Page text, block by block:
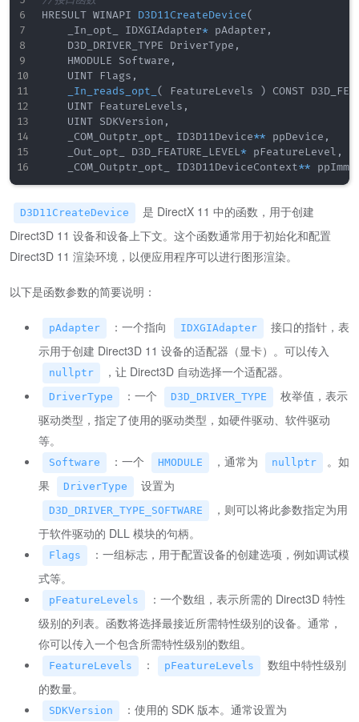
HRESULT WINAPI D3D11CreateDevice(
    _In_opt_ IDXGIAdapter
* pAdapter ,
    D3D_DRIVER_TYPE DriverType
,
    HMODULE Software
,
    UINT Flags
,
_In_reads_opt_ ( FeatureLevels ) CONST
    UINT FeatureLevels
,
    UINT SDKVersion
,
    _COM_Outptr_opt_ ID3D11Device
** ppDevice ,
    _Out_opt_ D3D_FEATURE_LEVEL
* pFeatureLevel ,
    _COM_Outptr_opt_ ID3D11DeviceContext
**
D3D11CreateDevice
是 DirectX 11 中的函数，用于创建
Direct3D 11 设备和设备上下文。这个函数通常用于初始化和配置
Direct3D 11 渲染环境，以便应用程序可以进行图形渲染。
以下是函数参数的简要说明：
pAdapter ：一个指向 IDXGIAdapter
接口的指针，表
示用于创建 Direct3D 11 设备的适配器（显卡）。可以传入
nullptr ，让 Direct3D 自动选择一个适配器。
DriverType ：一个 D3D_DRIVER_TYPE
枚举值，表示
驱动类型，指定了使用的驱动类型，如硬件驱动、软件驱动
等。
Software ：一个 HMODULE ，通常为 nullptr
。如
果
DriverType 设置为
D3D_DRIVER_TYPE_SOFTWARE
，则可以将此参数指定为用
于软件驱动的 DLL 模块的句柄。
Flags
：一组标志，用于配置设备的创建选项，例如调试模
式等。
pFeatureLevels
：一个数组，表示所需的 Direct3D 特性
级别的列表。函数将选择最接近所需特性级别的设备。通常，
你可以传入一个包含所需特性级别的数组。
FeatureLevels ： pFeatureLevels
数组中特性级别
的数量。
SDKVersion ：使用的 SDK 版本。通常设置为